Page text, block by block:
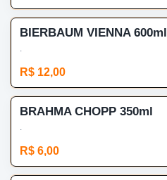
BIERBAUM VIENNA 600ml
.
R$ 12,00
BRAHMA CHOPP 350ml
.
R$ 6,00